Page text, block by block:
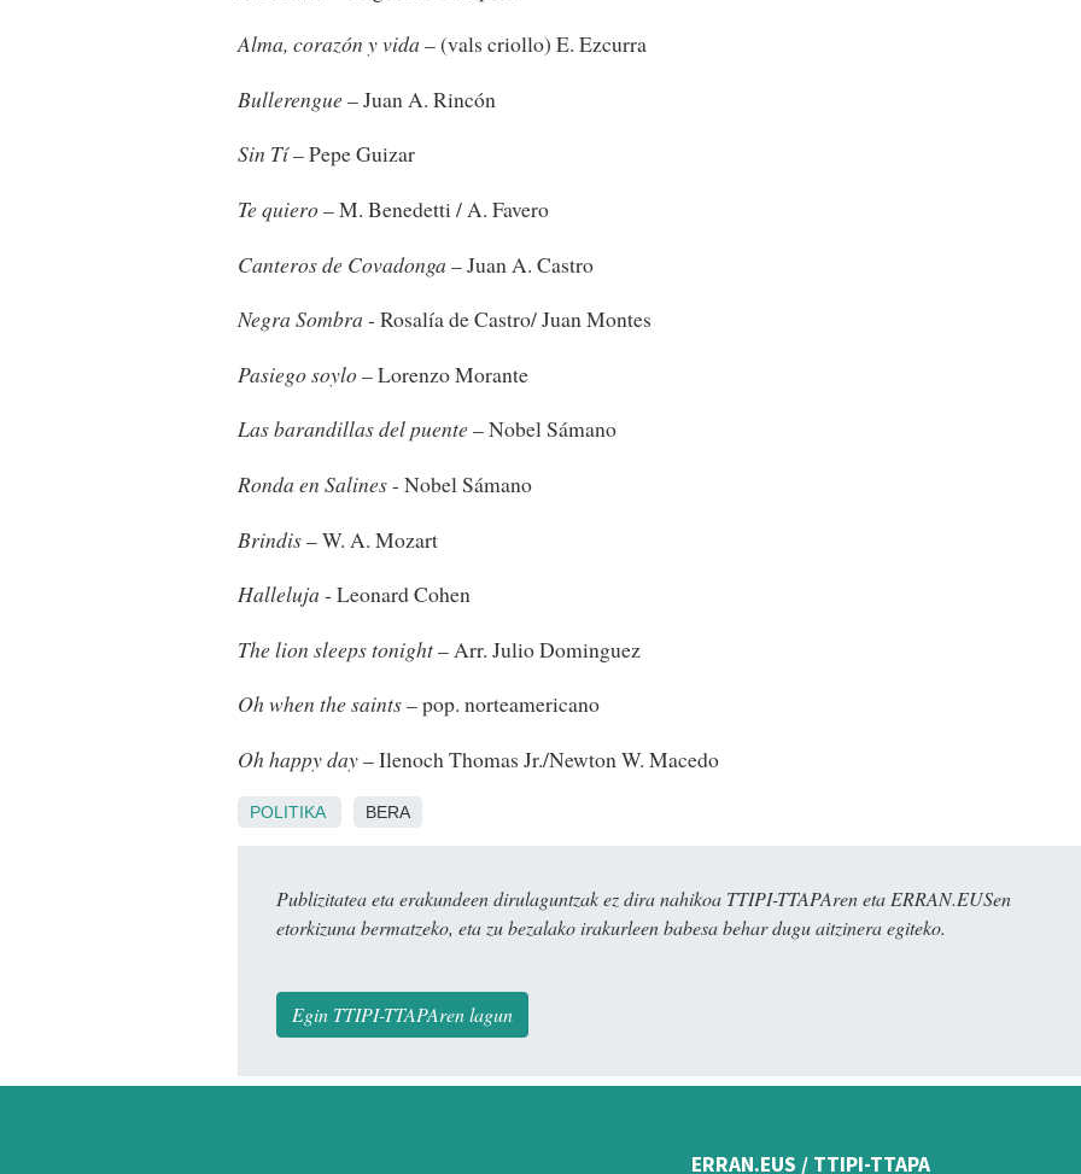
Alma, corazón y vida – (vals criollo) E. Ezcurra
Bullerengue– Juan A. Rincón
Sin Tí– Pepe Guizar
Te quiero– M. Benedetti / A. Favero
Canteros de Covadonga – Juan A. Castro
Negra Sombra - Rosalía de Castro/ Juan Montes
Pasiego soylo– Lorenzo Morante
Las barandillas del puente– Nobel Sámano
Ronda en Salines- Nobel Sámano
Brindis– W. A. Mozart
Halleluja - Leonard Cohen
The lion sleeps tonight– Arr. Julio Dominguez
Oh when the saints– pop. norteamericano
Oh happy day– Ilenoch Thomas Jr./Newton W. Macedo
POLITIKA BERA
Publizitatea eta erakundeen dirulaguntzak ez dira nahikoa TTIPI-TTAPAren eta ERRAN.EUSen
etorkizuna bermatzeko, eta zu bezalako irakurleen babesa behar dugu aitzinera egiteko.
Egin TTIPI-TTAPAren lagun
ERRAN.EUS / TTIPI-TTAPA